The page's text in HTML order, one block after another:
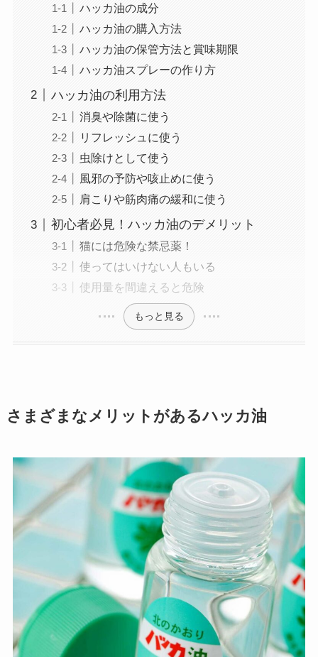
ハッカ油の成分
ハッカ油の購入方法
ハッカ油の保管方法と賞味期限
ハッカ油スプレーの作り方
ハッカ油の利用方法
消臭や除菌に使う
リフレッシュに使う
虫除けとして使う
風邪の予防や咳止めに使う
肩こりや筋肉痛の緩和に使う
初心者必見！ハッカ油のデメリット
猫には危険な禁忌薬！
使ってはいけない人もいる
使用量を間違えると危険
もっと見る
さまざまなメリットがあるハッカ油